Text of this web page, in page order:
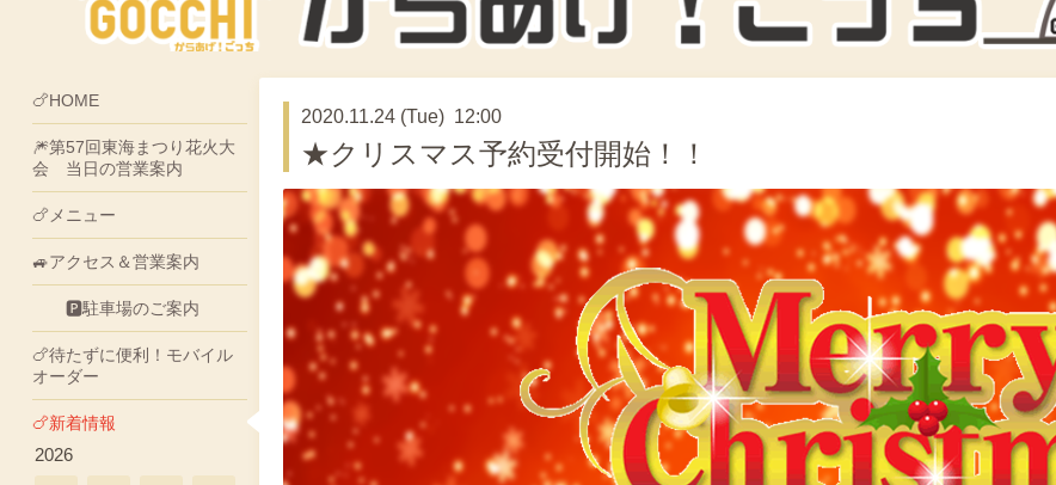
2020.11.24 (Tue) 12:00
★クリスマス予約受付開始！！
🍗HOME
🎆第57回東海まつり花火大
会 当日の営業案内
🍗メニュー
🚙アクセス＆営業案内
🅿駐車場のご案内
🍗待たずに便利！モバイル
オーダー
🍗新着情報
2026